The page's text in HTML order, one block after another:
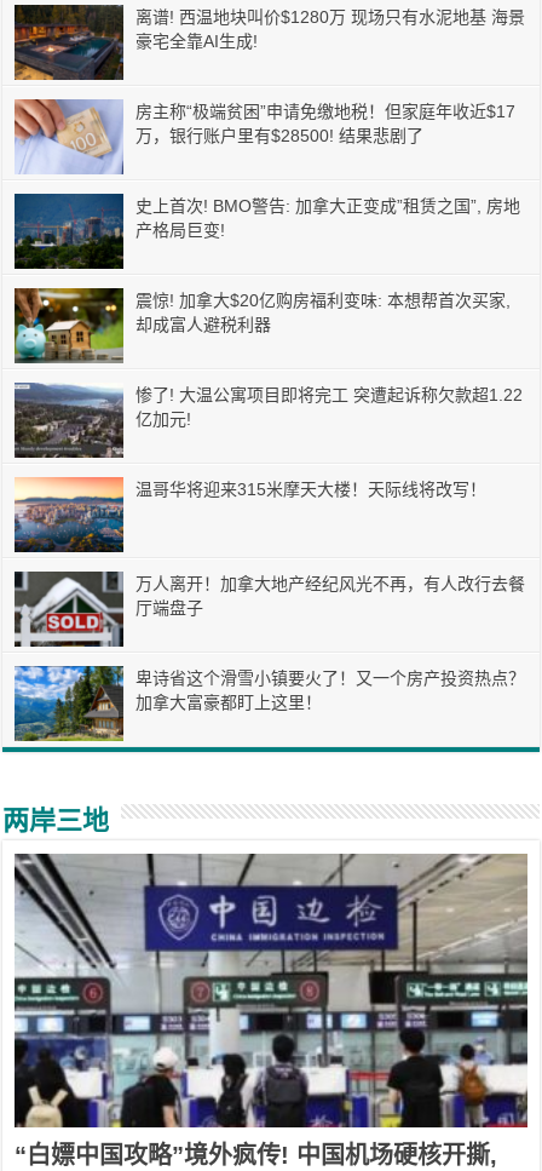
离谱! 西温地块叫价$1280万 现场只有水泥地基 海景
豪宅全靠AI生成!
房主称“极端贫困”申请免缴地税！但家庭年收近$17
万，银行账户里有$28500! 结果悲剧了
史上首次! BMO警告: 加拿大正变成”租赁之国”, 房地
产格局巨变!
震惊! 加拿大$20亿购房福利变味: 本想帮首次买家,
却成富人避税利器
惨了! 大温公寓项目即将完工 突遭起诉称欠款超1.22
亿加元!
温哥华将迎来315米摩天大楼！天际线将改写！
万人离开！加拿大地产经纪风光不再，有人改行去餐
厅端盘子
卑诗省这个滑雪小镇要火了！又一个房产投资热点？
加拿大富豪都盯上这里！
两岸三地
“白嫖中国攻略”境外疯传! 中国机场硬核开撕,